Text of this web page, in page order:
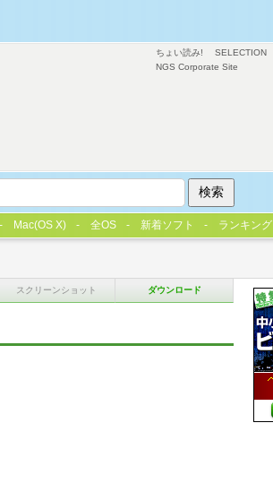
スクリーンショット ダウンロード
ちょい読み! SELECTION
NGS Corporate Site
Mac(OS X) 全OS 新着ソフト ランキング